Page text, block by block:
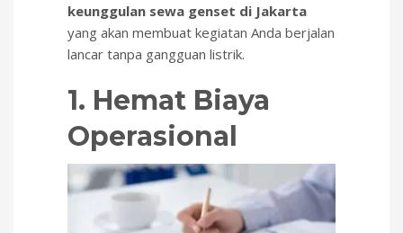
keunggulan sewa genset di Jakarta
yang akan membuat kegiatan Anda berjalan
lancar tanpa gangguan listrik.
1. Hemat Biaya
Operasional